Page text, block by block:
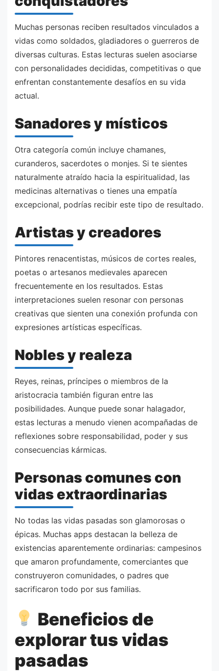
Muchas personas reciben resultados vinculados a
vidas como soldados, gladiadores o guerreros de
diversas culturas. Estas lecturas suelen asociarse
con personalidades decididas, competitivas o que
enfrentan constantemente desafíos en su vida
actual.
Sanadores y místicos
Otra categoría común incluye chamanes,
curanderos, sacerdotes o monjes. Si te sientes
naturalmente atraído hacia la espiritualidad, las
medicinas alternativas o tienes una empatía
excepcional, podrías recibir este tipo de resultado.
Artistas y creadores
Pintores renacentistas, músicos de cortes reales,
poetas o artesanos medievales aparecen
frecuentemente en los resultados. Estas
interpretaciones suelen resonar con personas
creativas que sienten una conexión profunda con
expresiones artísticas específicas.
Nobles y realeza
Reyes, reinas, príncipes o miembros de la
aristocracia también figuran entre las
posibilidades. Aunque puede sonar halagador,
estas lecturas a menudo vienen acompañadas de
reflexiones sobre responsabilidad, poder y sus
consecuencias kármicas.
Personas comunes con
vidas extraordinarias
No todas las vidas pasadas son glamorosas o
épicas. Muchas apps destacan la belleza de
existencias aparentemente ordinarias: campesinos
que amaron profundamente, comerciantes que
construyeron comunidades, o padres que
sacrificaron todo por sus familias.
Beneficios de
explorar tus vidas
pasadas